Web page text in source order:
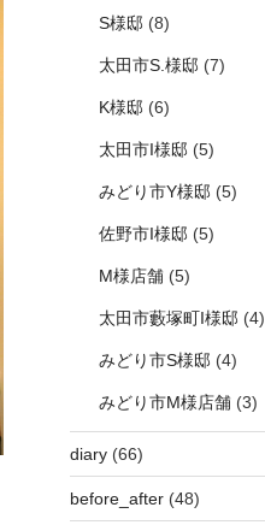
S様邸 (8)
太田市S.様邸 (7)
K様邸 (6)
太田市I様邸 (5)
みどり市Y様邸 (5)
佐野市I様邸 (5)
M様店舗(5)
太田市藪塚町I様邸 (4)
みどり市S様邸 (4)
みどり市M様店舗(3)
diary(66)
before_after(48)